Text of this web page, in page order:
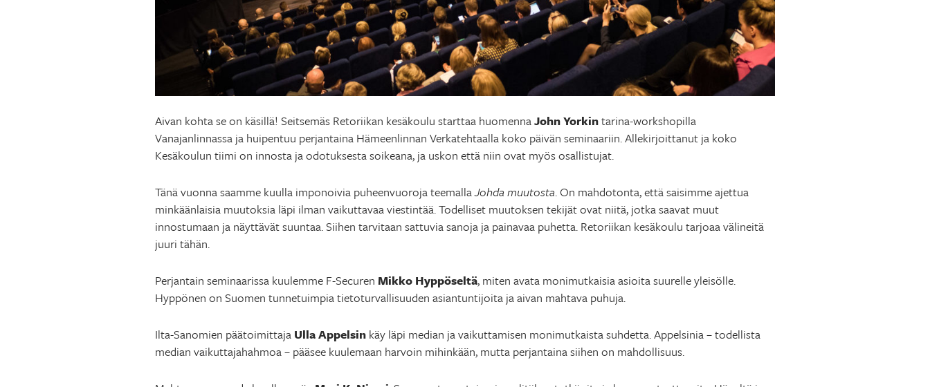
Aivan kohta se on käsillä! Seitsemäs Retoriikan kesäkoulu starttaa huomennaJohn Yorkintarina-workshopilla
Vanajanlinnassa ja huipentuu perjantaina Hämeenlinnan Verkatehtaalla koko päivän seminaariin. Allekirjoittanut ja koko
Kesäkoulun tiimi on innosta ja odotuksesta soikeana, ja uskon että niin ovat myös osallistujat.
Tänä vuonna saamme kuulla imponoivia puheenvuoroja teemallaJohda muutosta. On mahdotonta, että saisimme ajettua
minkäänlaisia muutoksia läpi ilman vaikuttavaa viestintää. Todelliset muutoksen tekijät ovat niitä, jotka saavat muut
innostumaan ja näyttävät suuntaa. Siihen tarvitaan sattuvia sanoja ja painavaa puhetta. Retoriikan kesäkoulu tarjoaa välineitä
juuri tähän.
Perjantain seminaarissa kuulemme F-Securen Mikko Hyppöseltä, miten avata monimutkaisia asioita suurelle yleisölle.
Hyppönen on Suomen tunnetuimpia tietoturvallisuuden asiantuntijoita ja aivan mahtava puhuja.
Ilta-Sanomien päätoimittaja Ulla Appelsin käy läpi median ja vaikuttamisen monimutkaista suhdetta. Appelsinia – todellista
median vaikuttajahahmoa – pääsee kuulemaan harvoin mihinkään, mutta perjantaina siihen on mahdollisuus.